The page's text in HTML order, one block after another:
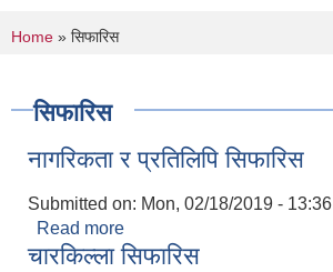
You are here
Home » सिफारिस
सिफारिस
नागरिकता र प्रतिलिपि सिफारिस
Submitted on: Mon, 02/18/2019 - 13:36
Read more
चारकिल्ला सिफारिस